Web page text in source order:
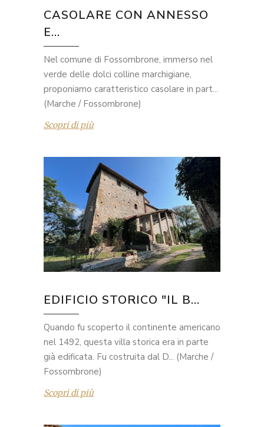
CASOLARE CON ANNESSO
E...
Nel comune di Fossombrone, immerso nel
verde delle dolci colline marchigiane,
proponiamo caratteristico casolare in part...
(Marche / Fossombrone)
Scopri di più
EDIFICIO STORICO "IL B...
Quando fu scoperto il continente americano
nel 1492, questa villa storica era in parte
già edificata. Fu costruita dal D... (Marche /
Fossombrone)
Scopri di più